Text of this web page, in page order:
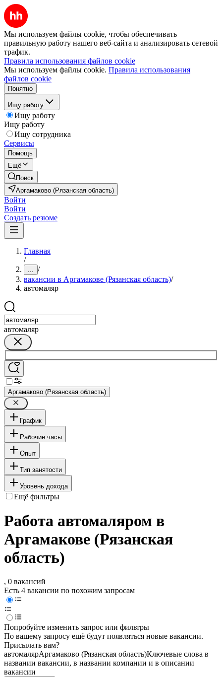
Мы используем файлы cookie, чтобы обеспечивать
правильную работу нашего веб-сайта и анализировать сетевой
трафик.
Правила использования файлов cookie
Мы используем файлы cookie. Правила использования
файлов cookie
Понятно
Ищу работу
Ищу работу
Ищу работу
Ищу сотрудника
Сервисы
Помощь
Ещё
Поиск
Аргамаково (Рязанская область)
Войти
Войти
Создать резюме
Главная
/
... /
вакансии в Аргамакове (Рязанская область)/
автомаляр
автомаляр
Аргамаково (Рязанская область)
График
Рабочие часы
Опыт
Тип занятости
Уровень дохода
Ещё фильтры
Работа автомаляром в
Аргамакове (Рязанская
область)
, 0 вакансий
Есть 4 вакансии по похожим запросам
Попробуйте изменить запрос или фильтры
По вашему запросу ещё будут появляться новые вакансии.
Присылать вам?
автомалярАргамаково (Рязанская область)Ключевые слова в
названии вакансии, в названии компании и в описании
вакансии